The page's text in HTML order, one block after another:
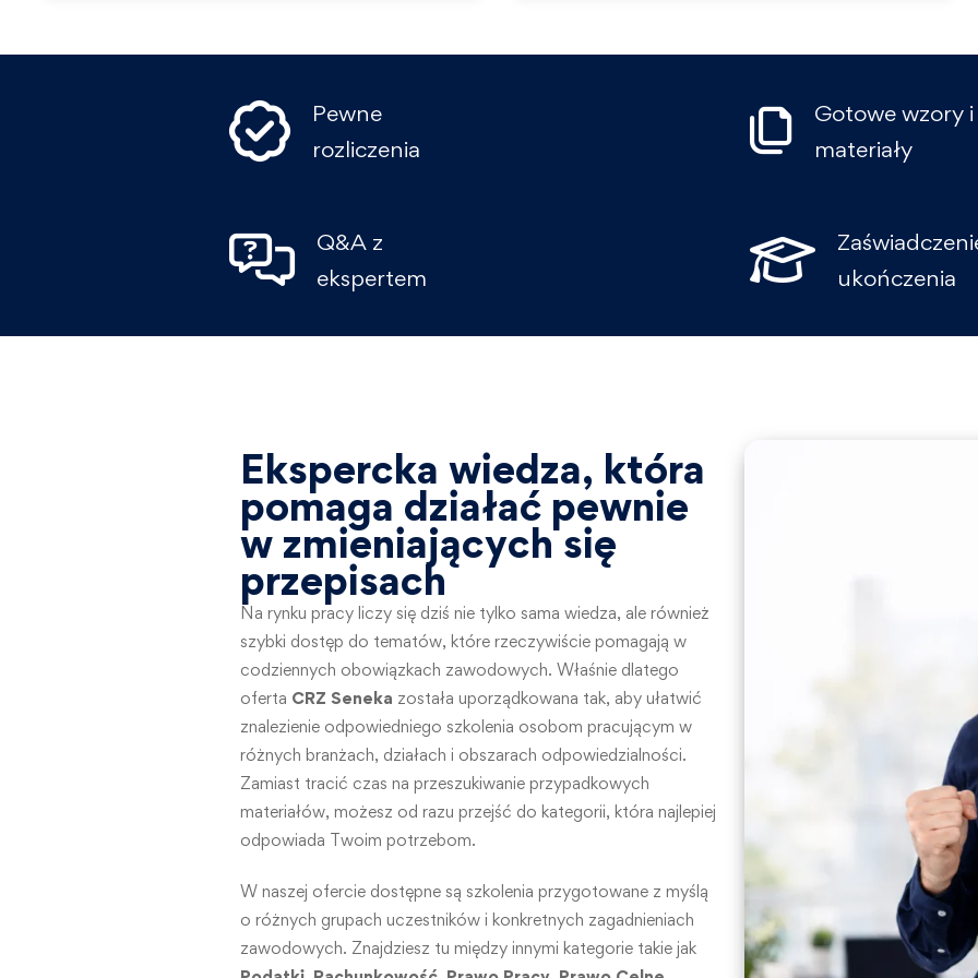
Pewne
rozliczenia
Gotowe wzory i
materiały
Q&A z
ekspertem
ukończenia
Ekspercka wiedza, która
pomaga działać pewnie
w zmieniających się
przepisach
Na rynku pracy liczy się dziś nie tylko sama wiedza, ale również
szybki dostęp do tematów, które rzeczywiście pomagają w
codziennych obowiązkach zawodowych. Właśnie dlatego
oferta CRZ Seneka została uporządkowana tak, aby ułatwić
znalezienie odpowiedniego szkolenia osobom pracującym w
różnych branżach, działach i obszarach odpowiedzialności.
Zamiast tracić czas na przeszukiwanie przypadkowych
materiałów, możesz od razu przejść do kategorii, która najlepiej
odpowiada Twoim potrzebom.
W naszej ofercie dostępne są szkolenia przygotowane z myślą
o różnych grupach uczestników i konkretnych zagadnieniach
zawodowych. Znajdziesz tu między innymi kategorie takie jak